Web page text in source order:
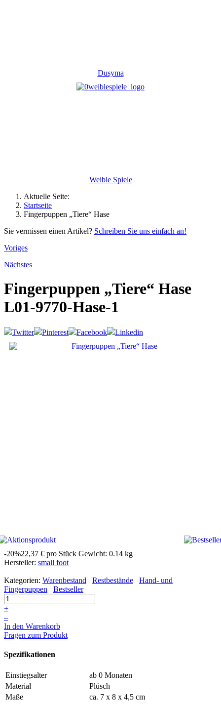
Dusyma
Weible Spiele
Aktuelle Seite:
Startseite
Fingerpuppen „Tiere“ Hase
Sie vermissen einen Artikel? Schreiben Sie uns einfach an!
Voriges
Nächstes
Fingerpuppen „Tiere“ Hase
L01-9770-Hase-1
Twitter Pinterest Facebook Linkedin
-20%22,37 € pro Stück Gewicht: 0.14 kg
Hersteller: small foot
Kategorien: Warenbestand Restbestände
Hand- und
Fingerpuppen
Bestseller
+
–
In den Warenkorb
Fragen zum Produkt
Spezifikationen
Einstiegsalter
ab 0 Monaten
Material
Plüsch
Maße
ca. 7 x 8 x 4,5 cm